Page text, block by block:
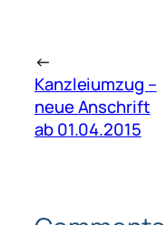
←
Kanzleiumzug –
neue Anschrift
ab 01.04.2015